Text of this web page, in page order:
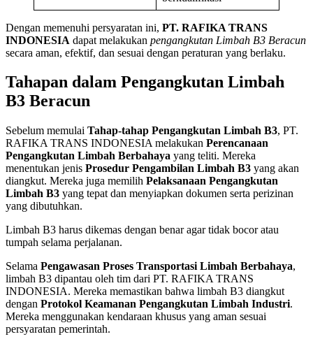
Dengan memenuhi persyaratan ini, PT. RAFIKA TRANS
INDONESIA dapat melakukan pengangkutan Limbah B3 Beracun
secara aman, efektif, dan sesuai dengan peraturan yang berlaku.
Tahapan dalam Pengangkutan Limbah
B3 Beracun
Sebelum memulai Tahap-tahap Pengangkutan Limbah B3, PT.
RAFIKA TRANS INDONESIA melakukan Perencanaan
Pengangkutan Limbah Berbahaya yang teliti. Mereka
menentukan jenis Prosedur Pengambilan Limbah B3 yang akan
diangkut. Mereka juga memilih Pelaksanaan Pengangkutan
Limbah B3 yang tepat dan menyiapkan dokumen serta perizinan
yang dibutuhkan.
Limbah B3 harus dikemas dengan benar agar tidak bocor atau
tumpah selama perjalanan.
Selama Pengawasan Proses Transportasi Limbah Berbahaya,
limbah B3 dipantau oleh tim dari PT. RAFIKA TRANS
INDONESIA. Mereka memastikan bahwa limbah B3 diangkut
dengan Protokol Keamanan Pengangkutan Limbah Industri.
Mereka menggunakan kendaraan khusus yang aman sesuai
persyaratan pemerintah.